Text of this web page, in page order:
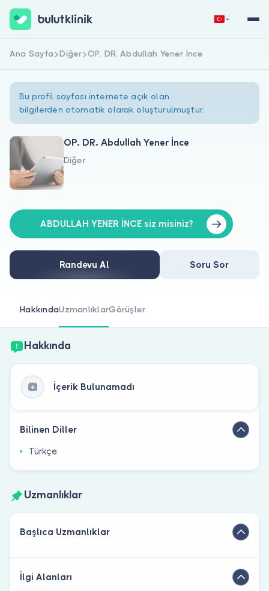
Hakkımızda
Doktorlar için
Doktor musunuz?
Hemen Kaydol Giriş Yap
Ana Sayfa Diğer OP. DR. Abdullah Yener İnce
Bu profil sayfası internete açık olan
bilgilerden otomatik olarak oluşturulmuştur.
OP. DR. Abdullah Yener İnce
Diğer
ABDULLAH YENER İNCE siz misiniz?
Randevu Al Soru Sor
HakkındaUzmanlıklarGörüşler
Hakkında
İçerik Bulunamadı
Bilinen Diller
Türkçe
Uzmanlıklar
Başlıca Uzmanlıklar
İlgi Alanları